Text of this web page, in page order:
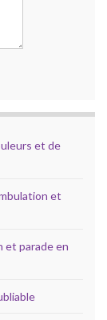
et de
et
et parade en